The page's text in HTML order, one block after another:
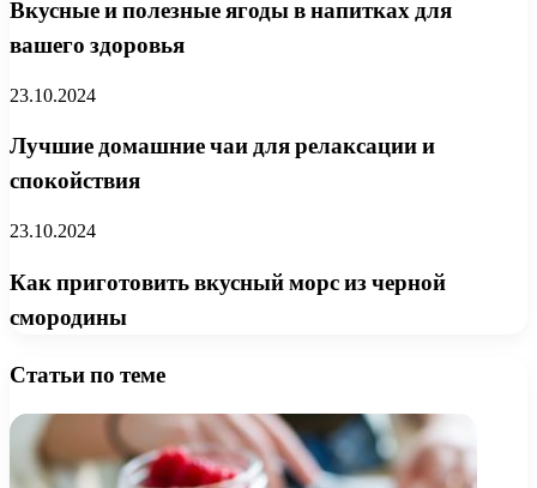
Вкусные и полезные ягоды в напитках для
вашего здоровья
23.10.2024
Лучшие домашние чаи для релаксации и
спокойствия
23.10.2024
Как приготовить вкусный морс из черной
смородины
Статьи по теме